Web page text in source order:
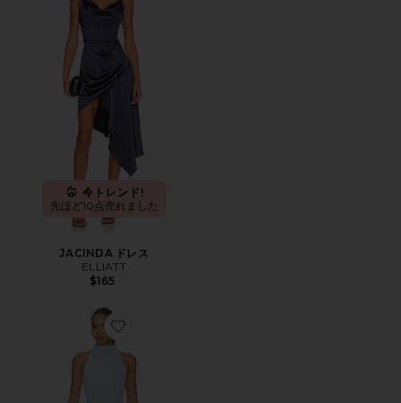
今トレンド!
先ほど10点売れました
JACINDA ドレス
ELLIATT
$165
Favorite ANAYA ミニドレス